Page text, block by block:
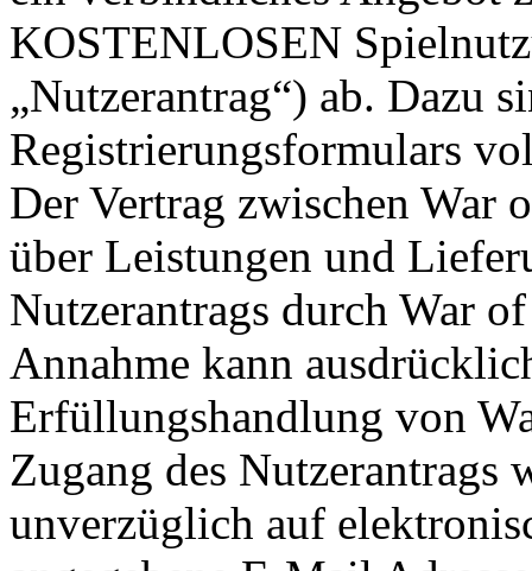
KOSTENLOSEN
„Nutzerantrag“) ab. Dazu
Registrierungsformulars
Der Vertrag zwischen War
über Leistungen und
Nutzerantrags durch War
Annahme kann
Erfüllungshandlung von
Zugang des Nutzerantrags
unverzüglich auf